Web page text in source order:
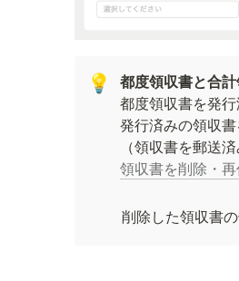
💡
都度領収書と合
都度領収書を発
発行済みの領収
領収書を削除・
削除した領収書